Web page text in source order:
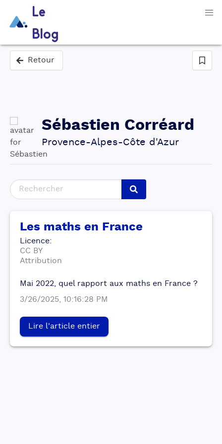
Le
Blog
Retour
Sébastien Corréard
Provence-Alpes-Côte d'Azur
Les maths en France
Licence:
CC BY
Attribution
Mai 2022, quel rapport aux maths en France ?
3/26/2025, 10:16:28 PM
Lire l'article entier